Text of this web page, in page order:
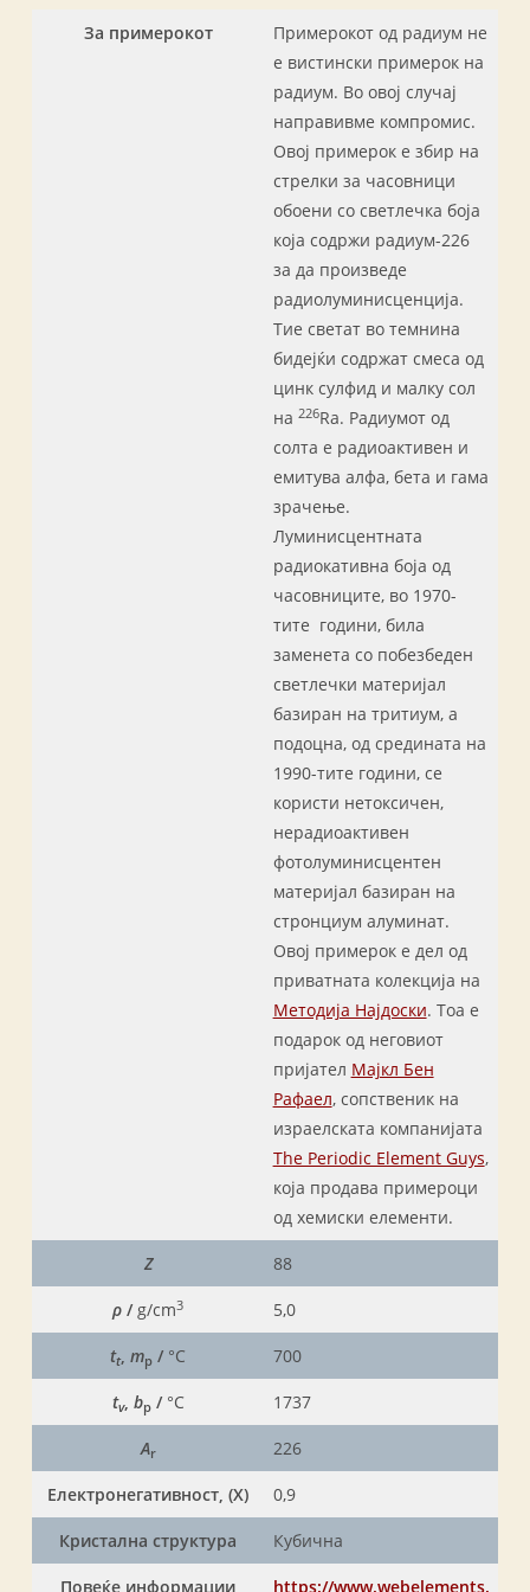
За примерокот
Примерокот од радиум не
е вистински примерок на
радиум. Во овој случај
направивме компромис.
Овој примерок е збир на
стрелки за часовници
обоени со светлечка боја
која содржи радиум-226
за да произведе
радиолуминисценција.
Тие светат во темнина
бидејќи содржат смеса од
цинк сулфид и малку сол
на 226Ra. Радиумот од
солта е радиоактивен и
емитува алфа, бета и гама
зрачење.
Луминисцентната
радиокативна боја од
часовниците, во 1970-
тите години, била
заменета со побезбеден
светлечки материјал
базиран на тритиум, а
подоцна, од средината на
1990-тите години, се
користи нетоксичен,
нерадиоактивен
фотолуминисцентен
материјал базиран на
стронциум алуминат.
Овој примерок е дел од
приватната колекција на
Методија Најдоски. Тоа е
подарок од неговиот
пријател Мајкл Бен
Рафаел, сопственик на
израелската компанијата
The Periodic Element Guys,
која продава примероци
од хемиски елементи.
Z 88
ρ /g/cm3 5,0
tt,mp / °C 700
tv, bp/ °C 1737
Ar 226
Електронегативност, (X) 0,9
Кристална структура Кубична
Повеќе информации https://www.webelements.